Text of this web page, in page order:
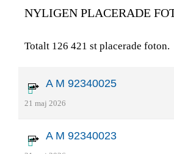
NYLIGEN PLACERADE
Totalt 126 421 st placerade foton.
A M 92340025
21 maj 2026
A M 92340023